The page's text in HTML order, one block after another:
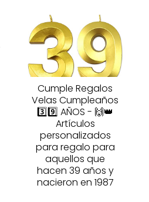
Cumple Regalos
Velas Cumpleaños
3️⃣9️⃣ AÑOS - 🙌👑
Artículos
personalizados
para regalo para
aquellos que
hacen 39 años y
nacieron en 1987